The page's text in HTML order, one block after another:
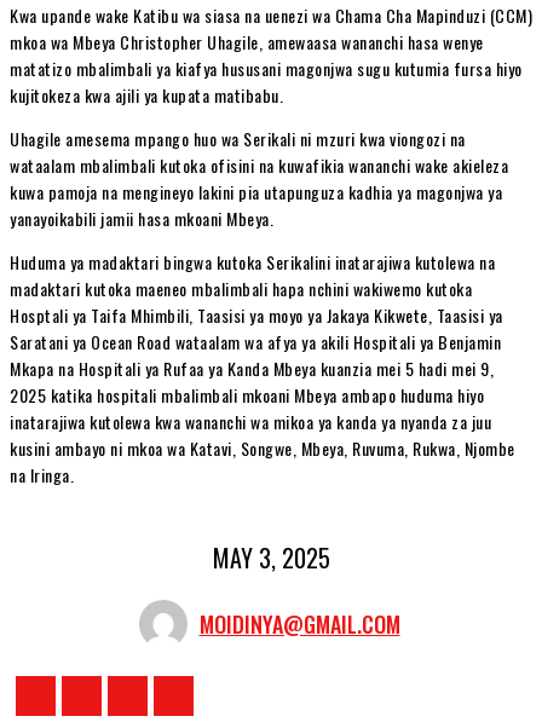
Kwa upande wake Katibu wa siasa na uenezi wa Chama Cha Mapinduzi (CCM)
mkoa wa Mbeya Christopher Uhagile, amewaasa wananchi hasa wenye
matatizo mbalimbali ya kiafya hususani magonjwa sugu kutumia fursa hiyo
kujitokeza kwa ajili ya kupata matibabu.
Uhagile amesema mpango huo wa Serikali ni mzuri kwa viongozi na
wataalam mbalimbali kutoka ofisini na kuwafikia wananchi wake akieleza
kuwa pamoja na mengineyo lakini pia utapunguza kadhia ya magonjwa ya
yanayoikabili jamii hasa mkoani Mbeya.
Huduma ya madaktari bingwa kutoka Serikalini inatarajiwa kutolewa na
madaktari kutoka maeneo mbalimbali hapa nchini wakiwemo kutoka
Hosptali ya Taifa Mhimbili, Taasisi ya moyo ya Jakaya Kikwete, Taasisi ya
Saratani ya Ocean Road wataalam wa afya ya akili Hospitali ya Benjamin
Mkapa na Hospitali ya Rufaa ya Kanda Mbeya kuanzia mei 5 hadi mei 9,
2025 katika hospitali mbalimbali mkoani Mbeya ambapo huduma hiyo
inatarajiwa kutolewa kwa wananchi wa mikoa ya kanda ya nyanda za juu
kusini ambayo ni mkoa wa Katavi, Songwe, Mbeya, Ruvuma, Rukwa, Njombe
na Iringa.
MAY 3, 2025
MOIDINYA@GMAIL.COM